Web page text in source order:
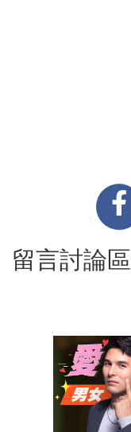
留言討論區